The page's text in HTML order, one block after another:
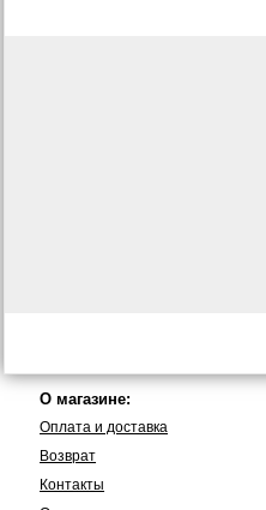
О магазине:
Оплата и доставка
Возврат
Контакты